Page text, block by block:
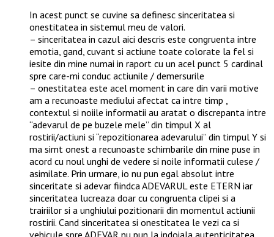
In acest punct se cuvine sa definesc sinceritatea si
onestitatea in sistemul meu de valori.
– sinceritatea in cazul aici descris este congruenta intre
emotia, gand, cuvant si actiune toate colorate la fel si
iesite din mine numai in raport cu un acel punct 5 cardinal
spre care-mi conduc actiunile / demersurile
– onestitatea este acel moment in care din varii motive
am a recunoaste mediului afectat ca intre timp ,
contextul si noiile informatii au aratat o discrepanta intre
“adevarul de pe buzele mele” din timpul X al
rostirii/actiuni si “repozitionarea adevarului” din timpul Y si
ma simt onest a recunoaste schimbarile din mine puse in
acord cu noul unghi de vedere si noile informatii culese /
asimilate. Prin urmare, io nu pun egal absolut intre
sinceritate si adevar fiindca ADEVARUL este ETERN iar
sinceritatea lucreaza doar cu congruenta clipei si a
trairiilor si a unghiului pozitionarii din momentul actiunii
rostirii. Cand sinceritatea si onestitatea le vezi ca si